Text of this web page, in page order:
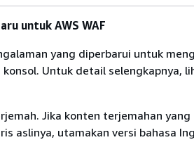
untuk AWS WAF
yang diperbarui untuk
Untuk detail selengkapnya,
Jika konten terjemahan
aslinya, utamakan versi bahasa